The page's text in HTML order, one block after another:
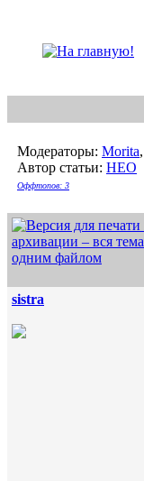
Модераторы: Morita,
Автор статьи: НЕО
Оффтопов: 3
sistra